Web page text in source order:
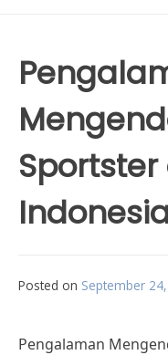
Posted on September
Pengalaman